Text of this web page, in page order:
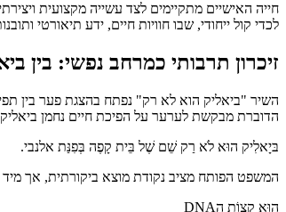
חייה האישיים מתקיימים לצד עשייה מקצועית
לכדי קול ייחודי, שבו חוויות חיים, ידע תיאורטי
זיכרון תרבותי כמרחב נפשי: בין
השיר "ביאליק הוא לא רק" נפתח בהצגת פער בין
הדוברת מבקשת לערער על הפיכת חיים נחמן
בּיָאלִיק הוּא לֹא רַק שֵׁם שֶׁל בֵּית קָפֶה בְּפִנַּת אלנבי.
המשפט הפותח מציב נקודת מוצא ביקורתית, אך
הוּא קְצוֹת הDNA